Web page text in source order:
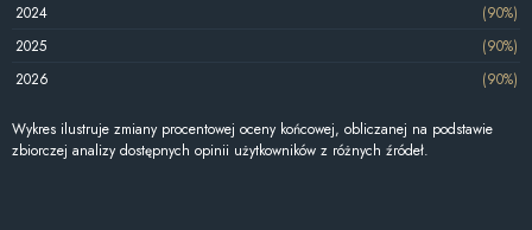
2024
(90%)
2025
(90%)
2026
(90%)
Wykres ilustruje zmiany procentowej oceny końcowej, obliczanej na podstawie
zbiorczej analizy dostępnych opinii użytkowników z różnych źródeł.